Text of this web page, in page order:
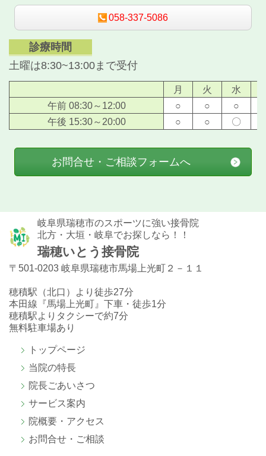
058-337-5086
診療時間
土曜は8:30~13:00まで受付
月 火 水
午前 08:30～12:00
○ ○ ○
午後 15:30～20:00
○ ○ 〇
お問合せ・ご相談フォームへ
岐阜県瑞穂市のスポーツに強い接骨院
北方・大垣・岐阜でお探しなら！！
瑞穂いとう接骨院
〒501-0203 岐阜県瑞穂市馬場上光町２－１１
穂積駅（北口）より徒歩27分
本田線『馬場上光町』下車・徒歩1分
穂積駅よりタクシーで約7分
無料駐車場あり
トップページ
当院の特長
院長ごあいさつ
サービス案内
院概要・アクセス
お問合せ・ご相談